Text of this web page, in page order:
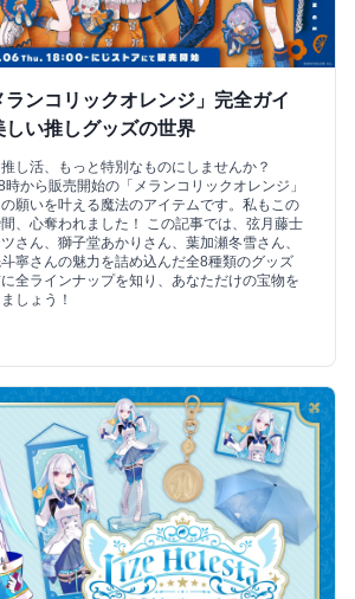
ンコリックオレンジ」完全ガイ
しい推しグッズの世界
し活、もっと特別なものにしませんか？
から販売開始の「メランコリックオレンジ」
願いを叶える魔法のアイテムです。私もこの
、心奪われました！ この記事では、弦月藤士
さん、獅子堂あかりさん、葉加瀬冬雪さん、
寧さんの魅力を詰め込んだ全8種類のグッズ
全ラインナップを知り、あなただけの宝物を
しょう！